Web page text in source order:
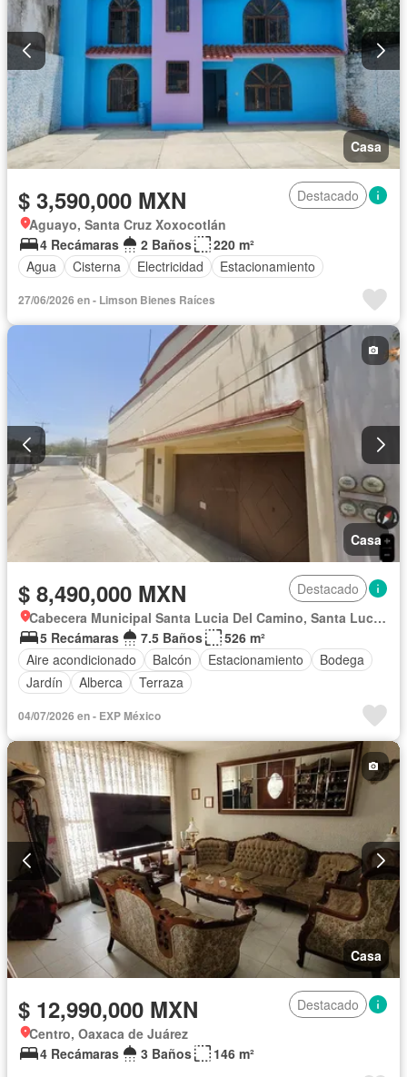
Casa
$ 3,590,000 MXN
Destacado
Aguayo, Santa Cruz Xoxocotlán
4 Recámaras
2 Baños
220 m²
Agua
Cisterna Electricidad Estacionamiento
27/06/2026 en - Limson Bienes Raíces
Casa
$ 8,490,000 MXN
Destacado
Cabecera Municipal Santa Lucia Del Camino, Santa Lucía Del Camino
5 Recámaras
7.5 Baños
526 m²
Aire acondicionado
Balcón Estacionamiento
Bodega
Jardín
Alberca Terraza
04/07/2026 en - EXP México
Casa
$ 12,990,000 MXN
Destacado
Centro, Oaxaca de Juárez
4 Recámaras
3 Baños 146 m²